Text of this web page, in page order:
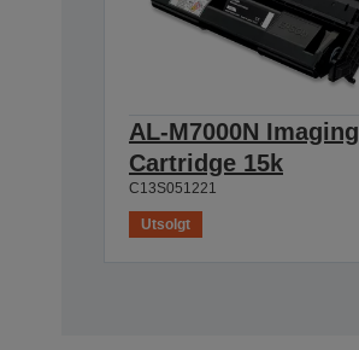
AL-M7000N Imaging
Cartridge 15k
C13S051221
Utsolgt